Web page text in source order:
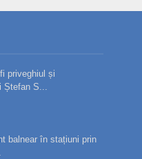
priveghiul și
Ștefan S...
balnear în stațiuni prin